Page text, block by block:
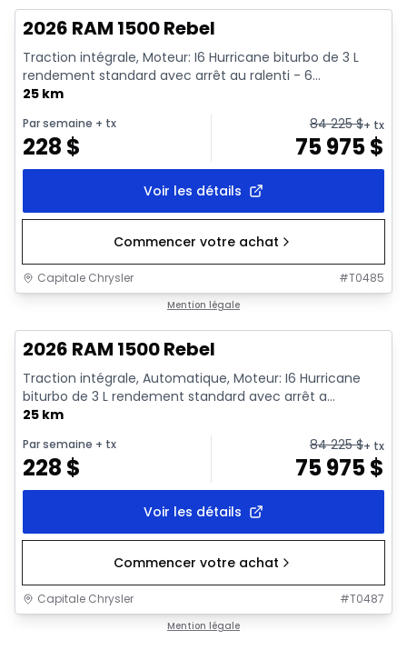
2026 RAM 1500 Rebel
Traction intégrale, Moteur: I6 Hurricane biturbo de 3 L
rendement standard avec arrêt au ralenti - 6...
25 km
Par semaine + tx
228 $
84 225$+ tx
75 975$
Voir les détails
Commencer votre achat
Capitale Chrysler #T0485
Mention légale
2026 RAM 1500 Rebel
Traction intégrale, Automatique, Moteur: I6 Hurricane
biturbo de 3 L rendement standard avec arrêt a...
25 km
Par semaine + tx
228 $
84 225$+ tx
75 975$
Voir les détails
Commencer votre achat
Capitale Chrysler #T0487
Mention légale